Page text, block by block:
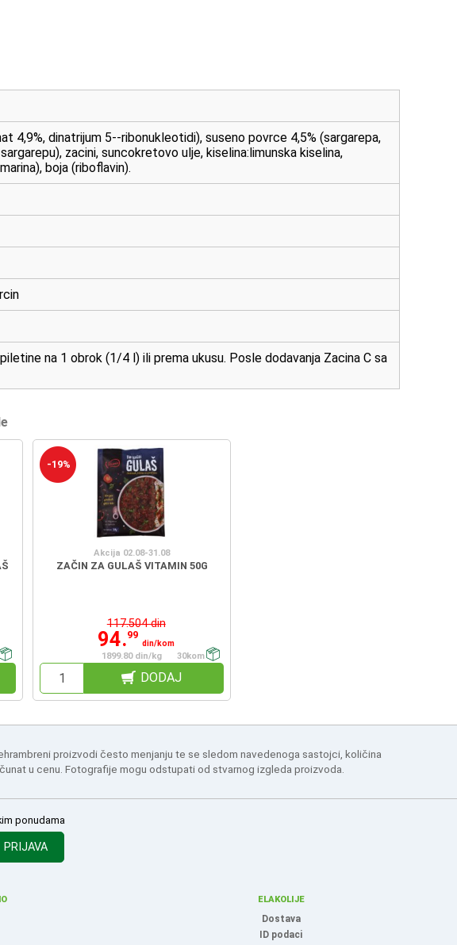
4,9%, dinatrijum 5--ribonukleotidi), suseno povrce 4,5% (sargarepa,
zacini, suncokretovo ulje, kiselina:limunska kiselina,
boja (riboflavin).
na 1 obrok (1/4 l) ili prema ukusu. Posle dodavanja Zacina C sa
-19%
Akcija 02.08-31.08
ZAČIN ZA GULAŠ VITAMIN 50G
117.504 din
94.99
din/kom
1899.80 din/kg
30kom
DODAJ
proizvodi često menjanju te se sledom navedenoga sastojci, količina
u cenu. Fotografije mogu odstupati od stvarnog izgleda proizvoda.
ponudama
PRIJAVA
ELAKOLIJE
Dostava
ID podaci